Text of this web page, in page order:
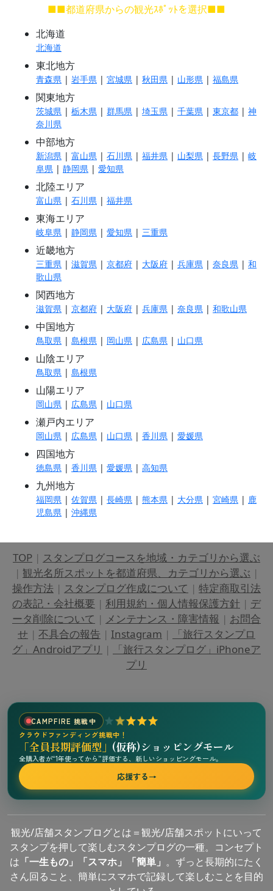
■■都道府県からの観光ｽﾎﾟｯﾄを選択■■
北海道
北海道
東北地方
青森県 | 岩手県 | 宮城県 | 秋田県 | 山形県 | 福島県
関東地方
茨城県 | 栃木県 | 群馬県 | 埼玉県 | 千葉県 | 東京都 | 神
奈川県
中部地方
新潟県 | 富山県 | 石川県 | 福井県 | 山梨県 | 長野県 | 岐
阜県 | 静岡県 | 愛知県
北陸エリア
富山県 | 石川県 | 福井県
東海エリア
岐阜県 | 静岡県 | 愛知県 | 三重県
近畿地方
三重県 | 滋賀県 | 京都府 | 大阪府 | 兵庫県 | 奈良県 | 和
歌山県
関西地方
滋賀県 | 京都府 | 大阪府 | 兵庫県 | 奈良県 | 和歌山県
中国地方
鳥取県 | 島根県 | 岡山県 | 広島県 | 山口県
山陰エリア
鳥取県 | 島根県
山陽エリア
岡山県 | 広島県 | 山口県
瀬戸内エリア
岡山県 | 広島県 | 山口県 | 香川県 | 愛媛県
四国地方
徳島県 | 香川県 | 愛媛県 | 高知県
九州地方
福岡県 | 佐賀県 | 長崎県 | 熊本県 | 大分県 | 宮崎県 | 鹿
児島県 | 沖縄県
TOP | スタンプログコースを地域・カテゴリから選ぶ
| 観光名所スポットを都道府県、カテゴリから選ぶ |
操作方法 | スタンプログ作成について | 特定商取引法
の表記・会社概要 | 利用規約・個人情報保護方針 | デ
ータ削除について | メンテナンス・障害情報 | お問合
せ | 不具合の報告 | Instagram |
「旅行スタンプロ
グ」Androidアプリ |
「旅行スタンプログ」iPhoneア
プリ
CAMPFIRE 挑戦中
クラウドファンディング挑戦中！
「全員長期評価型」 (仮称)ショッピングモール
全購入者が“1年使ってから”評価する、新しいショッピングモール。
応援する→
観光/店舗スタンプログとは＝観光/店舗スポットにいって
スタンプを押して楽しむスタンプログの一種。コンセプト
は 「一生もの」「スマホ」「簡単」 。ずっと長期的にたく
さん回ること、簡単にスマホで記録して楽しむことを目的